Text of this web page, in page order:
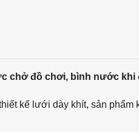
chở đồ chơi, bình nước khi
kế lưới dày khít, sản phẩm